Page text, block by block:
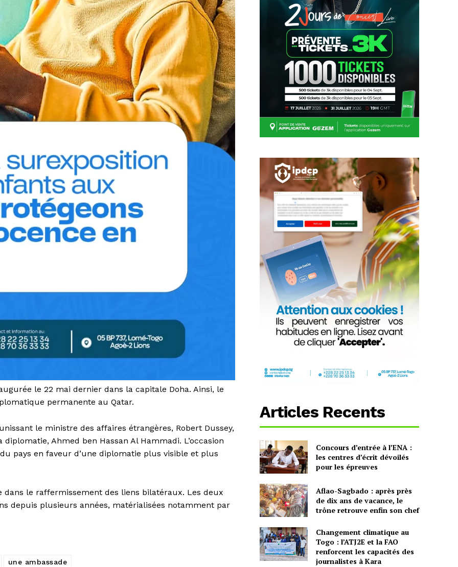
le 22 mai dernier dans la capitale Doha. Ainsi, le
permanente au Qatar.
le ministre des affaires étrangères, Robert Dussey,
Ahmed ben Hassan Al Hammadi. L’occasion
pays en faveur d’une diplomatie plus visible et plus
dans le raffermissement des liens bilatéraux. Les deux
depuis plusieurs années, matérialisées notamment par
une ambassade
Articles Recents
Concours d’entrée à l’ENA :
les centres d’écrit dévoilés
pour les épreuves
Aflao-Sagbado : après près
de dix ans de vacance, le
trône retrouve enfin son chef
Changement climatique au
Togo : l’ATJ2E et la FAO
renforcent les capacités des
journalistes à Kara